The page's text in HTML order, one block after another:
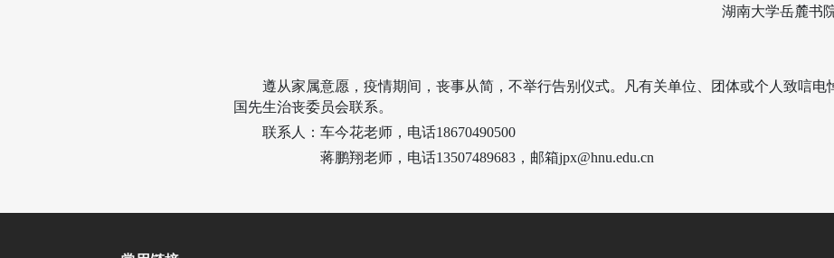
湖南大学岳麓书
遵从家属意愿，疫情期间，丧事从简，不举行告别仪式。凡有关单位、团体或个人致唁电
国先生治丧委员会联系。
联系人：车今花老师，电话18670490500
蒋鹏翔老师，电话13507489683，邮箱jpx@hnu.edu.cn